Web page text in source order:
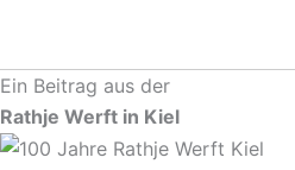
Ein Beitrag aus der
Rathje Werft in Kiel